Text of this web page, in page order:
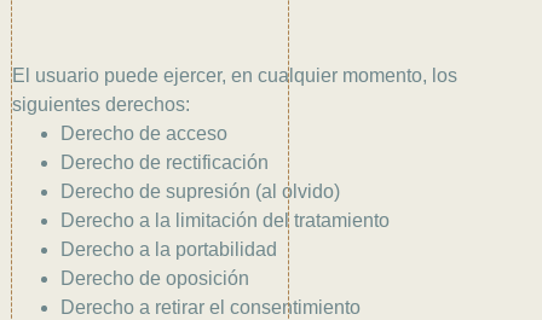
El usuario puede ejercer, en cualquier momento, los
siguientes derechos:
Derecho de acceso
Derecho de rectificación
Derecho de supresión (al olvido)
Derecho a la limitación del tratamiento
Derecho a la portabilidad
Derecho de oposición
Derecho a retirar el consentimiento